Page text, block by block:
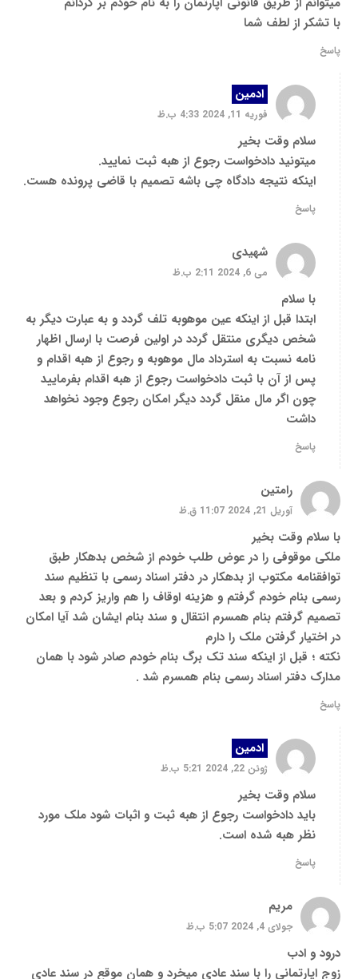
با تشکر از لطف شما
پاسخ
ادمین
فوریه 11, 2024 4:33 ب.ظ
سلام وقت بخیر
میتونید دادخواست رجوع از هبه ثبت نمایید.
اینکه نتیجه دادگاه چی باشه تصمیم با قاضی پرونده هست.
پاسخ
شهیدی
می 6, 2024 2:11 ب.ظ
با سلام
ابتدا قبل از اینکه عین موهوبه تلف گردد و به عبارت دیگر به
شخص دیگری منتقل گردد در اولین فرصت با ارسال اظهار
نامه نسبت به استرداد مال موهوبه و رجوع از هبه اقدام و
پس از آن با ثبت دادخواست رجوع از هبه اقدام بفرمایید
چون اگر مال منقل گردد دیگر امکان رجوع وجود نخواهد
داشت
پاسخ
رامتین
آوریل 21, 2024 11:07 ق.ظ
با سلام وقت بخیر
ملکی موقوفی را در عوض طلب خودم از شخص بدهکار طبق
توافقنامه مکتوب از بدهکار در دفتر اسناد رسمی با تنظیم سند
رسمی بنام خودم گرفتم و هزینه اوقاف را هم واریز کردم و بعد
تصمیم گرفتم بنام همسرم انتقال و سند بنام ایشان شد آیا امکان
در اختیار گرفتن ملک را دارم
نکته ؛ قبل از اینکه سند تک برگ بنام خودم صادر شود با همان
مدارک دفتر اسناد رسمی بنام همسرم شد .
پاسخ
ادمین
ژوئن 22, 2024 5:21 ب.ظ
سلام وقت بخیر
باید دادخواست رجوع از هبه ثبت و اثبات شود ملک مورد
نظر هبه شده است.
پاسخ
مریم
جولای 4, 2024 5:07 ب.ظ
درود و ادب
زوج اپارتمانی را با سند عادی میخرد و همان موقع در سند عادی